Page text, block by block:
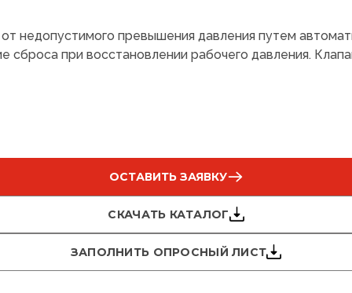
недопустимого превышения давления путем
при восстановлении рабочего давления.
ОСТАВИТЬ ЗАЯВКУ
СКАЧАТЬ КАТАЛОГ
ЗАПОЛНИТЬ ОПРОСНЫЙ ЛИСТ